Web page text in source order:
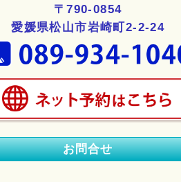
〒790-0854
愛媛県松山市岩崎町2-2-24
お問合せ